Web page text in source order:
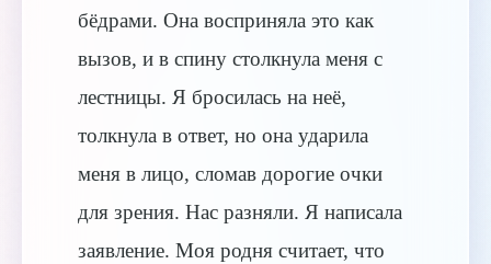
бёдрами. Она восприняла это как
вызов, и в спину столкнула меня с
лестницы. Я бросилась на неё,
толкнула в ответ, но она ударила
меня в лицо, сломав дорогие очки
для зрения. Нас разняли. Я написала
заявление. Моя родня считает, что